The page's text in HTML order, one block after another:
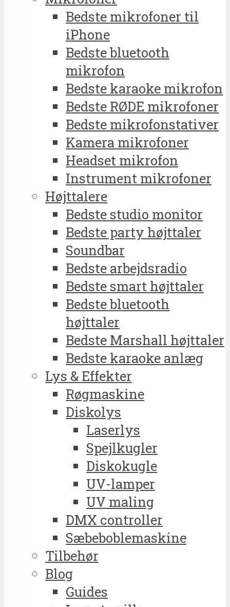
Bedste mikrofoner til
iPhone
Bedste bluetooth
mikrofon
Bedste karaoke mikrofon
Bedste RØDE mikrofoner
Bedste mikrofonstativer
Kamera mikrofoner
Headset mikrofon
Instrument mikrofoner
Højttalere
Bedste studio monitor
Bedste party højttaler
Soundbar
Bedste arbejdsradio
Bedste smart højttaler
Bedste bluetooth
højttaler
Bedste Marshall højttaler
Bedste karaoke anlæg
Lys & Effekter
Røgmaskine
Diskolys
Laserlys
Spejlkugler
Diskokugle
UV-lamper
UV maling
DMX controller
Sæbeboblemaskine
Tilbehør
Blog
Guides